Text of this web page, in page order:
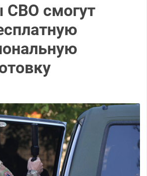
СВО смогут